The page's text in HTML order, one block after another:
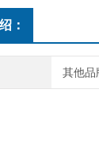
：
其他品